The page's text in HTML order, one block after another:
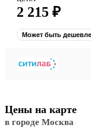
2 215 ₽
Может быть дешевле
Цены на карте
в городе Москва